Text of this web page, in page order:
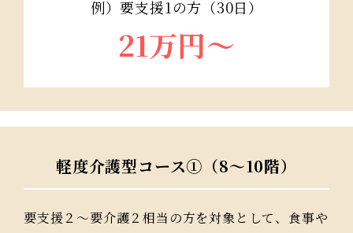
例）要支援1の方（30日）
21万円〜
軽度介護型コース①（8～10階）
要支援２〜要介護２相当の方を対象として、食事や